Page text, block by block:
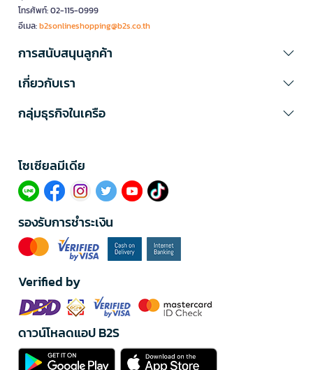
โทรศัพท์: 02-115-0999
อีเมล:b2sonlineshopping@b2s.co.th
การสนับสนุนลูกค้า
เกี่ยวกับเรา
กลุ่มธุรกิจในเครือ
โซเซียลมีเดีย​
รองรับการชำระเงิน
Verified by
ดาวน์โหลดแอป B2S